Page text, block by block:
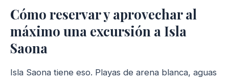
Cómo reservar y aprovechar al
máximo una excursión a Isla
Saona
Isla Saona tiene eso. Playas de arena blanca, aguas